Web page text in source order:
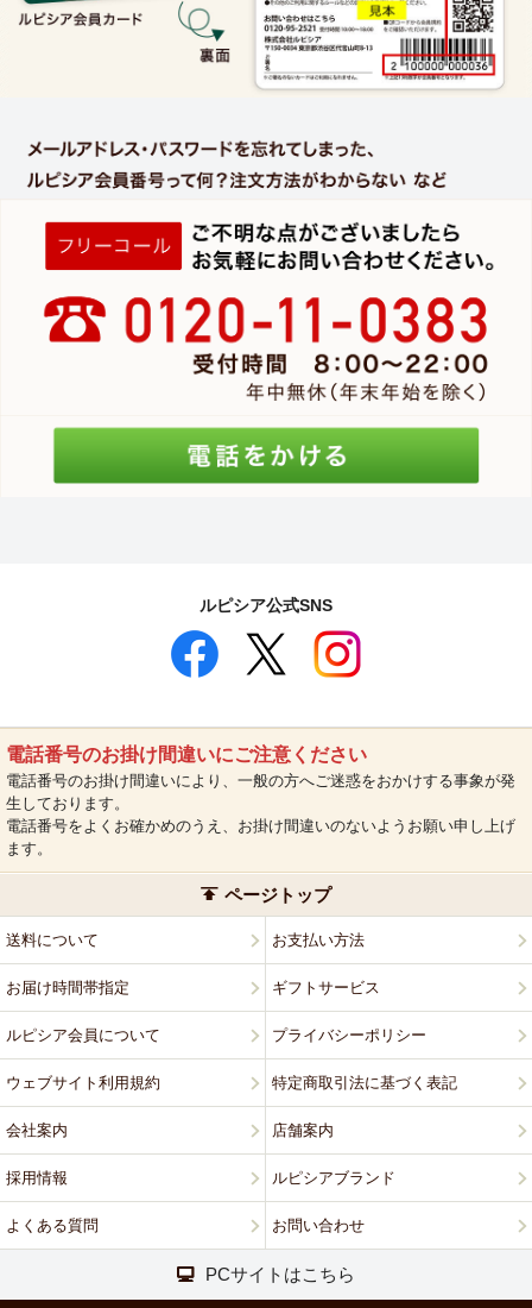
ルピシア公式SNS
電話番号のお掛け間違いにご注意ください
電話番号のお掛け間違いにより、一般の方へご迷惑をおかけする事象が発
生しております。
電話番号をよくお確かめのうえ、お掛け間違いのないようお願い申し上げ
ます。
ページトップ
送料について お支払い方法
お届け時間帯指定 ギフトサービス
ルピシア会員について プライバシーポリシー
ウェブサイト利用規約 特定商取引法に基づく表記
会社案内 店舗案内
採用情報 ルピシアブランド
よくある質問 お問い合わせ
PCサイトはこちら